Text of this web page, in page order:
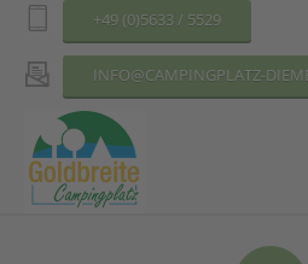
+49 (0)5633 / 5529
INFO@CAMPINGPLATZ-
Liegt direkt am Ufer des Diemelsees